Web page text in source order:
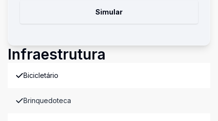
Simular
Infraestrutura
Bicicletário
Brinquedoteca